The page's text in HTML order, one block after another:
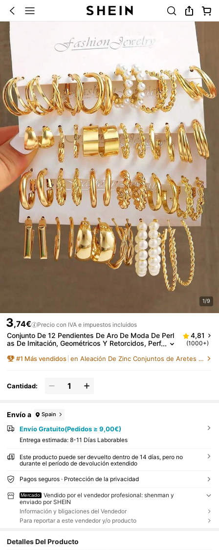
1/9
3,74€ Precio con IVA e impuestos incluidos
Conjunto De 12 Pendientes De Aro De Moda De Perl
as De Imitación, Geométricos Y Retorcidos, Perf
4,81
(1000+)
#1 Más vendidos en Aleación De Zinc Conjuntos de Aretes para Mujer
Cantidad:
Envío a Spain
Envío Gratuito(Pedidos ≥ 9,00€)
Entrega estimada: 8-11 Días Laborables
Este producto puede ser devuelto dentro de 14 días, pero no
durante el período de devolución extendido
Pagos seguros · Protección de la privacidad
Mercado
Vendido por el vendedor profesional: shenman y
enviado por SHEIN
Información y bligaciones del Vendedor
Para reportar a este vendedor y/o producto
Detalles Del Producto